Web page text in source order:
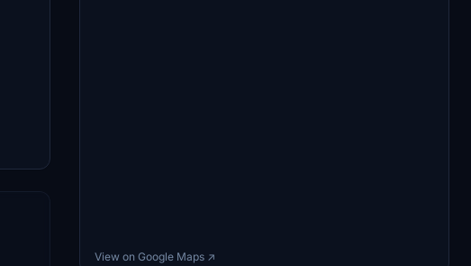
View on Google Maps ↗